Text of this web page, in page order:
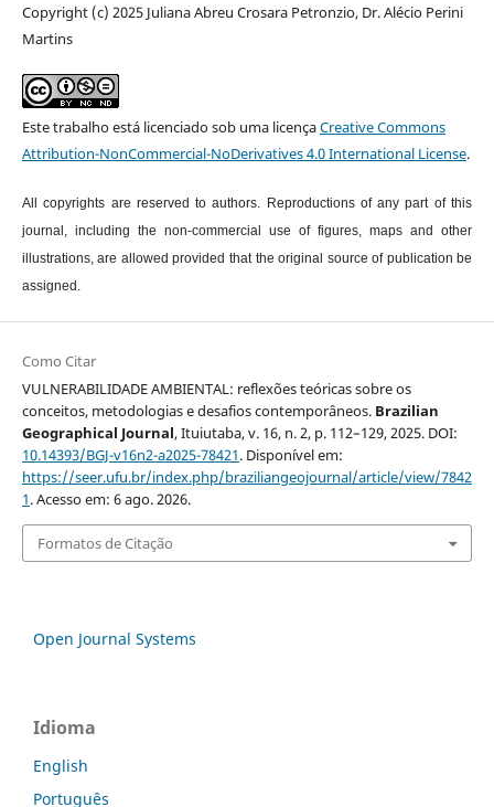
Copyright (c) 2025 Juliana Abreu Crosara Petronzio, Dr. Alécio Perini
Martins
Este trabalho está licenciado sob uma licençaCreative Commons
Attribution-NonCommercial-NoDerivatives 4.0 International License.
All copyrights are reserved to authors. Reproductions of any part of this
journal, including the non-commercial use of figures, maps and other
illustrations, are allowed provided that the original source of publication be
assigned.
Como Citar
VULNERABILIDADE AMBIENTAL: reflexões teóricas sobre os
conceitos, metodologias e desafios contemporâneos. Brazilian
Geographical Journal, Ituiutaba, v. 16, n. 2, p. 112–129, 2025. DOI:
10.14393/BGJ-v16n2-a2025-78421. Disponível em:
https://seer.ufu.br/index.php/braziliangeojournal/article/view/7842
1. Acesso em: 6 ago. 2026.
Formatos de Citação
Open Journal Systems
Idioma
English
Português